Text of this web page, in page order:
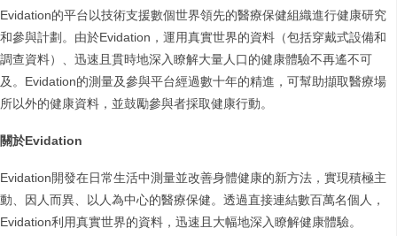
Evidation的平台以技術支援數個世界領先的醫療保健組織進行健康研究
和參與計劃。由於Evidation，運用真實世界的資料（包括穿戴式設備和
調查資料）、迅速且貫時地深入瞭解大量人口的健康體驗不再遙不可
及。Evidation的測量及參與平台經過數十年的精進，可幫助擷取醫療場
所以外的健康資料，並鼓勵參與者採取健康行動。
關於Evidation
Evidation開發在日常生活中測量並改善身體健康的新方法，實現積極主
動、因人而異、以人為中心的醫療保健。透過直接連結數百萬名個人，
Evidation利用真實世界的資料，迅速且大幅地深入瞭解健康體驗。